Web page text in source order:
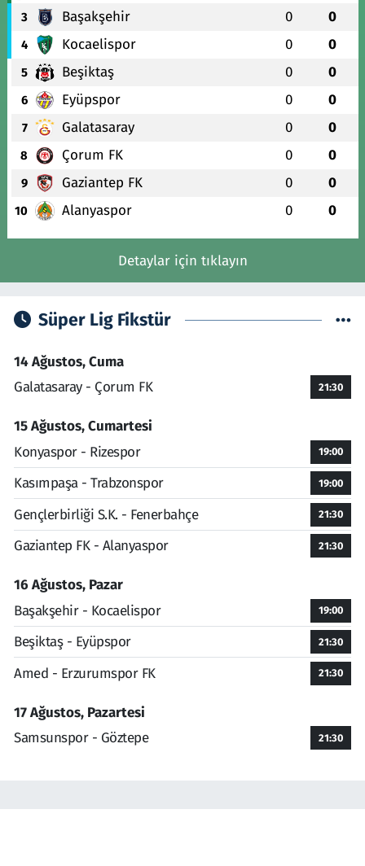
3 Başakşehir 0 0
4 Kocaelispor 0 0
5 Beşiktaş 0 0
6 Eyüpspor 0 0
7 Galatasaray 0 0
8 Çorum FK 0 0
9 Gaziantep FK 0 0
10 Alanyaspor 0 0
Detaylar için tıklayın
Süper Lig Fikstür
14 Ağustos, Cuma
Galatasaray - Çorum FK
21:30
15 Ağustos, Cumartesi
Konyaspor - Rizespor
19:00
Kasımpaşa - Trabzonspor 19:00
Gençlerbirliği S.K. - Fenerbahçe 21:30
Gaziantep FK - Alanyaspor 21:30
16 Ağustos, Pazar
Başakşehir - Kocaelispor
19:00
Beşiktaş - Eyüpspor 21:30
Amed - Erzurumspor FK 21:30
17 Ağustos, Pazartesi
Samsunspor - Göztepe
21:30